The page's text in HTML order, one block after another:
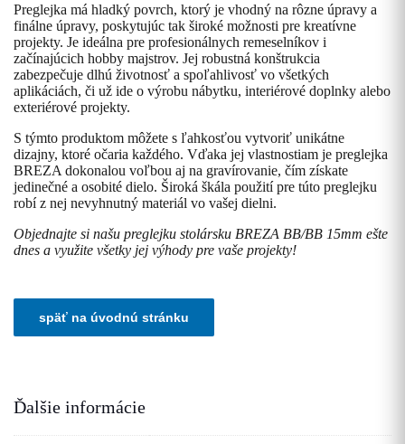
Preglejka má hladký povrch, ktorý je vhodný na rôzne úpravy a
finálne úpravy, poskytujúc tak široké možnosti pre kreatívne
projekty. Je ideálna pre profesionálnych remeselníkov i
začínajúcich hobby majstrov. Jej robustná konštrukcia
zabezpečuje dlhú životnosť a spoľahlivosť vo všetkých
aplikáciách, či už ide o výrobu nábytku, interiérové doplnky alebo
exteriérové projekty.
S týmto produktom môžete s ľahkosťou vytvoriť unikátne
dizajny, ktoré očaria každého. Vďaka jej vlastnostiam je preglejka
BREZA dokonalou voľbou aj na gravírovanie, čím získate
jedinečné a osobité dielo. Široká škála použití pre túto preglejku
robí z nej nevyhnutný materiál vo vašej dielni.
Objednajte si našu preglejku stolársku BREZA BB/BB 15mm ešte
dnes a využite všetky jej výhody pre vaše projekty!
Ďalšie informácie